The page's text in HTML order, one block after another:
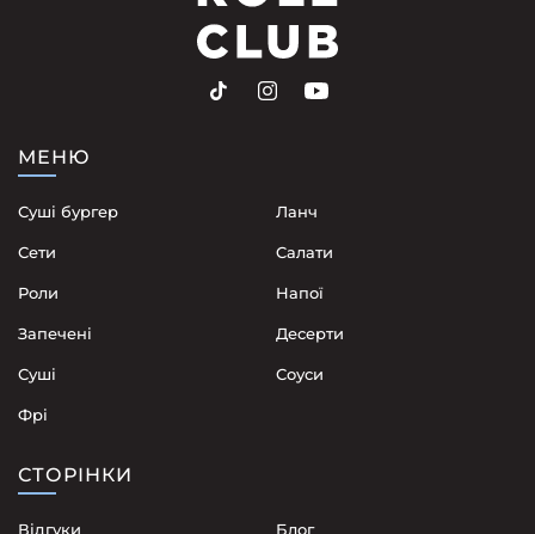
МЕНЮ
Суші бургер
Сети
Роли
Запечені
Суші
Фрі
Ланч
Cалати
Напої
Десерти
Соуси
СТОРІНКИ
Відгуки Блог